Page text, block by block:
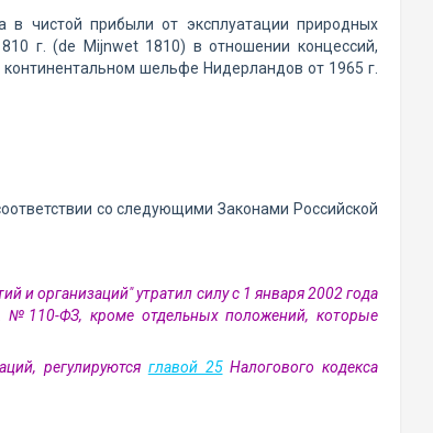
в чистой прибыли от эксплуатации природных
г. (de Mijnwet 1810) в отношении концессий,
шельфе Нидерландов от 1965 г.
со следующими Законами Российской
и организаций" утратил силу с 1 января 2002 года
№110-ФЗ, кроме отдельных положений, которые
регулируются главой 25Налогового кодекса